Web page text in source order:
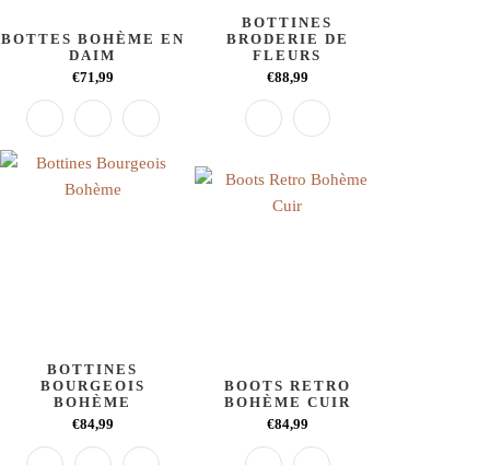
BOTTES BOHÈME EN
DAIM
€71,99
BOTTINES
BRODERIE DE
FLEURS
€88,99
BOTTINES
BOURGEOIS
BOHÈME
€84,99
BOOTS RETRO
BOHÈME CUIR
€84,99